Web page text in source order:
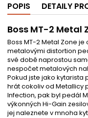
POPIS DETAILY
Boss MT-2 Metal
Boss MT-2 Metal Zone
metalovými distortion
své době naprostou
nespočet metalových
Pokud jste jako kytarista
hrát cokoliv od Metallicy
Infection, pak byl pedál
výkonných Hi-Gain
jej naleznete v mnoha